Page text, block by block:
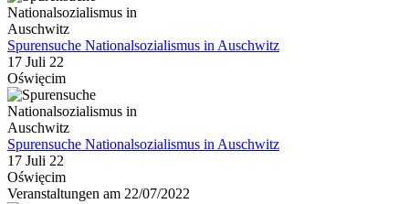
Spurensuche Nationalsozialismus in Auschwitz
17 Juli 22
Oświęcim
Spurensuche Nationalsozialismus in Auschwitz
17 Juli 22
Oświęcim
Veranstaltungen am 22/07/2022